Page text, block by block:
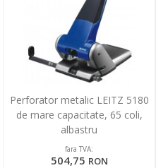
Perforator metalic LEITZ 5180
de mare capacitate, 65 coli,
albastru
fara TVA:
504,75 RON